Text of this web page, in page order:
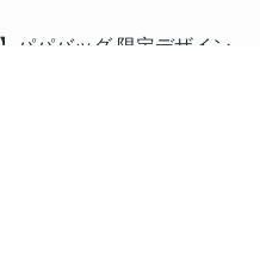
パパバッグ 限定デザイン